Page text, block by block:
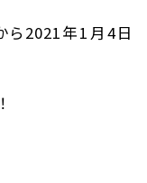
ら2021年1月4日